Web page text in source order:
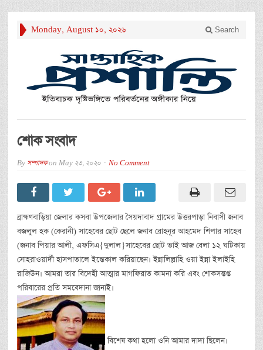
Monday, August 10, 2026 Search
শোক সংবাদ
By সম্পাদকon May 23, 2020 No Comment
ব্রাহ্মণবাড়িয়া জেলার কসবা উপজেলার সৈয়দাবাদ গ্রামের উত্তরপাড়া নিবাসী জনাব
বজলুল হক (কেরানী) সাহেবের ছোট ছেলে জনাব রোহনূর আহমেদ শিপার সাহেব
(জনাব পিয়ার আলী, এফসিএ{দুলাল}সাহেবের ছোট ভাই আজ বেলা ১২ ঘটিকায়
সোহরাওয়ার্দী হাসপাতালে ইন্তেকাল করিয়াছেন। ইন্নালিল্লাহি ওয়া ইন্না ইলাইহি
রাজিউন। আমরা তার বিদেহী আত্মার মাগফিরাত কামনা করি এবং শোকসন্তপ্ত
পরিবারের প্রতি সমবেদানা জানাই।
বিশেষ কথা হলো ওনি আমার দাদা ছিলেন।